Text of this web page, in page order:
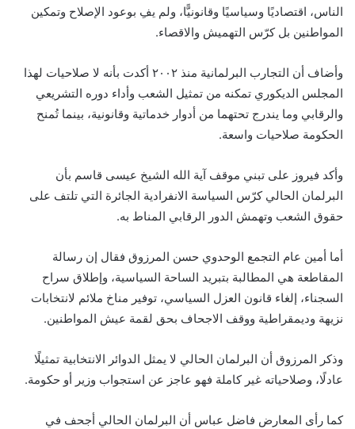
الناس، اقتصاديًا وسياسيًا وقانونيًّا، ولم يفِ بوعود الإصلاح وتمكين
المواطنين بل كرّس التهميش والاقصاء.
وأضاف أن التجارب البرلمانية منذ ٢٠٠٢ أكدت بأنه لا صلاحيات لهذا
المجلس الديكوري تمكنه من تمثيل الشعب وأداء دوره التشريعي
والرقابي وما يندرج تحتهما من أدوار خدماتية وقانونية، بينما تُمنح
الحكومة صلاحيات واسعة.
وأكد فيروز على تبني موقف آية الله الشيخ عيسى قاسم بأن
البرلمان الحالي كرّس السياسة الانفرادية الجائرة التي تلتف على
حقوق الشعب وتهمش الدور الرقابي المناط به.
أما أمين عام التجمع الوحدوي حسن المرزوق فقال إن رسالة
المقاطعة هي المطالبة بتبريد الساحة السياسية، وإطلاق سراح
السجناء، إلغاء قانون العزل السياسي، توفير مناخ ملائم لانتخابات
نزيهة وديمقراطية ووقف الاجحاف بحق لقمة عيش المواطنين.
وذكر المرزوق أن البرلمان الحالي لا يمثل الدوائر الانتخابية تمثيلًا
عادلًا، وصلاحياته غير كاملة فهو عاجز عن استجواب وزير أو حكومة.
كما رأى المعارض فاضل عباس أن البرلمان الحالي أجحف في